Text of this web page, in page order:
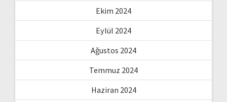
Ekim 2024
Eylül 2024
Ağustos 2024
Temmuz 2024
Haziran 2024